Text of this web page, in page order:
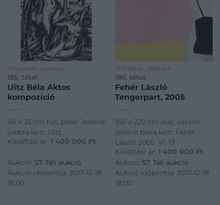
FESTMÉNY, GRAFIKA
185. tétel:
Uitz Béla Aktos
kompozíció
46 x 35 cm tus, papír Jelezve
jobbra lent: Uitz
Kikiáltási ár: 1 400 000 Ft
Aukció: 57. Téli aukció
Aukció időpontja: 2017-12-18
18:00
FESTMÉNY, GRAFIKA
186. tétel:
Fehér László
Tengerpart, 2005
160 x 220 cm olaj, vászon
jelezve balra lent: Fehér
László 2005. VI. 13
Kikiáltási ár: 1 400 000 Ft
Aukció: 57. Téli aukció
Aukció időpontja: 2017-12-18
18:00